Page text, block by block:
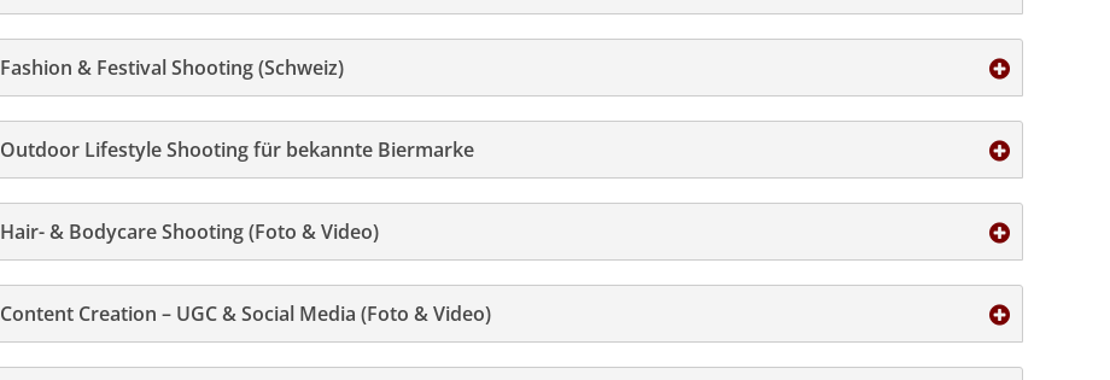
Fashion & Festival Shooting (Schweiz)
Outdoor Lifestyle Shooting für bekannte Biermarke
Hair- & Bodycare Shooting (Foto & Video)
Content Creation – UGC & Social Media (Foto & Video)